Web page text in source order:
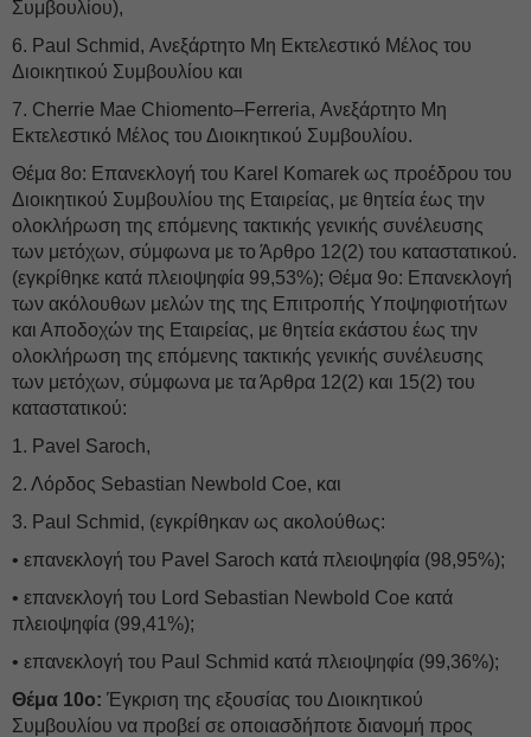
Συμβουλίου),
6. Paul Schmid, Ανεξάρτητο Μη Εκτελεστικό Μέλος του
Διοικητικού Συμβουλίου και
7. Cherrie Mae Chiomento–Ferreria, Ανεξάρτητο Μη
Εκτελεστικό Μέλος του Διοικητικού Συμβουλίου.
Θέμα 8ο: Επανεκλογή του Karel Komarek ως προέδρου του
Διοικητικού Συμβουλίου της Εταιρείας, με θητεία έως την
ολοκλήρωση της επόμενης τακτικής γενικής συνέλευσης
των μετόχων, σύμφωνα με το Άρθρο 12(2) του καταστατικού.
(εγκρίθηκε κατά πλειοψηφία 99,53%); Θέμα 9ο: Επανεκλογή
των ακόλουθων μελών της της Επιτροπής Υποψηφιοτήτων
και Αποδοχών της Εταιρείας, με θητεία εκάστου έως την
ολοκλήρωση της επόμενης τακτικής γενικής συνέλευσης
των μετόχων, σύμφωνα με τα Άρθρα 12(2) και 15(2) του
καταστατικού:
1. Pavel Saroch,
2. Λόρδος Sebastian Newbold Coe, και
3. Paul Schmid, (εγκρίθηκαν ως ακολούθως:
• επανεκλογή του Pavel Saroch κατά πλειοψηφία (98,95%);
• επανεκλογή του Lord Sebastian Newbold Coe κατά
πλειοψηφία (99,41%);
• επανεκλογή του Paul Schmid κατά πλειοψηφία (99,36%);
Θέμα 10ο: Έγκριση της εξουσίας του Διοικητικού
Συμβουλίου να προβεί σε οποιασδήποτε διανομή προς